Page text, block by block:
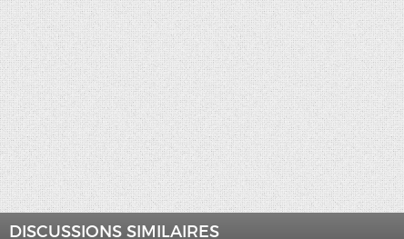
DISCUSSIONS SIMILAIRES